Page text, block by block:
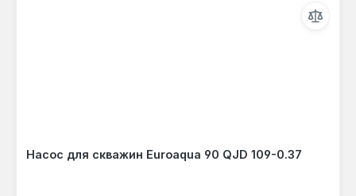
Насос для скважин Euroaqua 90 QJD 109-0.37